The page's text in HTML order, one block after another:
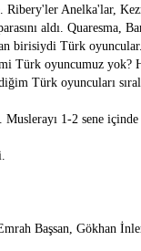
Anelka'lar,
aldı. Quaresma,
birisiydi Türk oyuncular.
Türk oyuncumuz
Türk oyuncuları
1-2 sene
Başsan, Gökhan